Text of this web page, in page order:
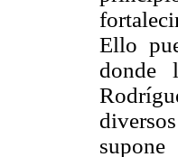
Ello
donde